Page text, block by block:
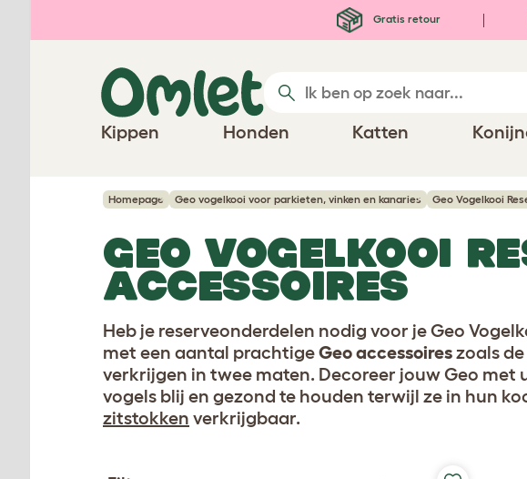
Gratis retour
Kippen Honden Katten
Homepage Geo vogelkooi voor parkieten, vinken en kanaries Geo Vogelkooi
GEO VOGELKOOI
ACCESSOIRES
Heb je reserveonderdelen nodig voor je Geo
met een aantal prachtigeGeo accessoireszoals
verkrijgen in twee maten. Decoreer jouw Geo met
vogels blij en gezond te houden terwijl ze in hun
zitstokken verkrijgbaar.